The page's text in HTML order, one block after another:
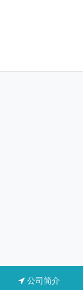
公司简介